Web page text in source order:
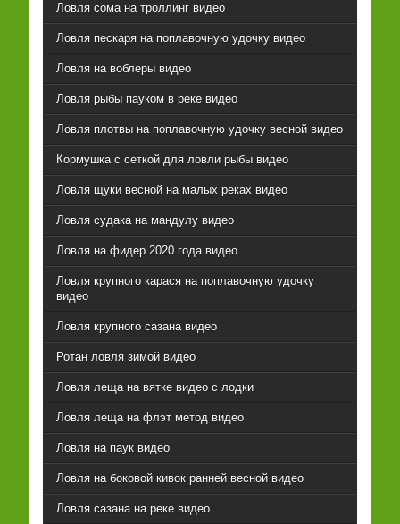
Ловля сома на троллинг видео
Ловля пескаря на поплавочную удочку видео
Ловля на воблеры видео
Ловля рыбы пауком в реке видео
Ловля плотвы на поплавочную удочку весной видео
Кормушка с сеткой для ловли рыбы видео
Ловля щуки весной на малых реках видео
Ловля судака на мандулу видео
Ловля на фидер 2020 года видео
Ловля крупного карася на поплавочную удочку
видео
Ловля крупного сазана видео
Ротан ловля зимой видео
Ловля леща на вятке видео с лодки
Ловля леща на флэт метод видео
Ловля на паук видео
Ловля на боковой кивок ранней весной видео
Ловля сазана на реке видео